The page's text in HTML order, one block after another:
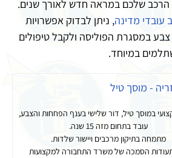
שלכם במראה חדש לאורך שנים.
עובדי מדינה, ניתן לבדוק אפשרויות
צבע במסגרת הפוליסה ולקבל טיפולים
במיוחד.
- מוסך טיל
במוסך טיל, דור שלישי בענף הפחחות והצבע,
עובד בתחום מזה 15 שנה.
מתמחה בתיקון מרכבים ויישור שלדות.
הסמכה של משרד התחבורה למקצועות